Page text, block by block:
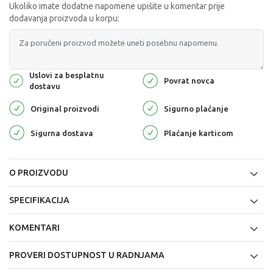
Ukoliko imate dodatne napomene upišite u komentar prije
dodavanja proizvoda u korpu:
Uslovi za besplatnu
dostavu
Povrat novca
Original proizvodi Sigurno plaćanje
Sigurna dostava Plaćanje karticom
O PROIZVODU
SPECIFIKACIJA
KOMENTARI
PROVERI DOSTUPNOST U RADNJAMA